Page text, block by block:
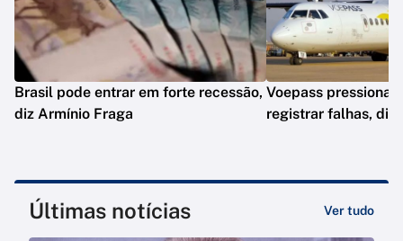
Brasil pode entrar em forte recessão,
diz Armínio Fraga
Voepass
registrar falhas, diz
Últimas notícias Ver tudo